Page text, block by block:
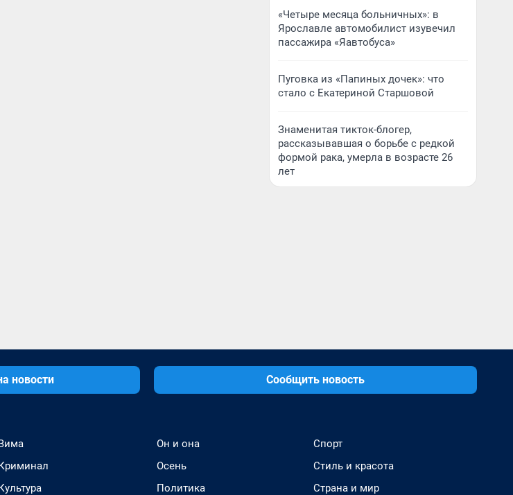
«Четыре месяца больничных»: в
Ярославле автомобилист изувечил
пассажира «Яавтобуса»
Пуговка из «Папиных дочек»: что
стало с Екатериной Старшовой
Знаменитая тикток-блогер,
рассказывавшая о борьбе с редкой
формой рака, умерла в возрасте 26
лет
новости Сообщить новость
Он и она
Осень
Политика
Спорт
Стиль и красота
Страна и мир